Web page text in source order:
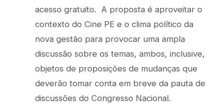
acesso gratuito. A proposta é aproveitar o
contexto do Cine PE e o clima político da
nova gestão para provocar uma ampla
discussão sobre os temas, ambos, inclusive,
objetos de proposições de mudanças que
deverão tomar conta em breve da pauta de
discussões do Congresso Nacional.